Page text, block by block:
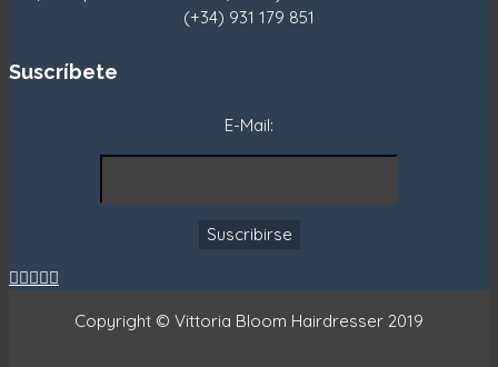
(+34) 931 179 851
Suscríbete
E-Mail:

Copyright © Vittoria Bloom Hairdresser 2019